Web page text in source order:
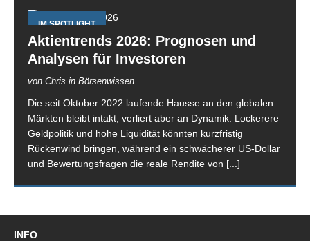
IM SPOTLIGHT
Aktientrends 2026: Prognosen und
Analysen für Investoren
von Chris in Börsenwissen
Die seit Oktober 2022 laufende Hausse an den globalen
Märkten bleibt intakt, verliert aber an Dynamik. Lockerere
Geldpolitik und hohe Liquidität könnten kurzfristig
Rückenwind bringen, während ein schwächerer US-Dollar
und Bewertungsfragen die reale Rendite von [...]
INFO